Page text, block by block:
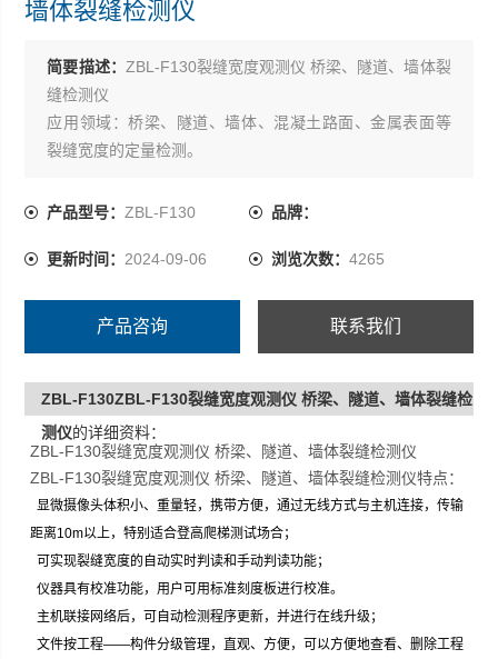
墙体裂缝检测仪
简要描述： ZBL-F130裂缝宽度观测仪 桥梁、隧道、墙体裂
缝检测仪
应用领域：桥梁、隧道、墙体、混凝土路面、金属表面等
裂缝宽度的定量检测。
显微摄像头体积小、重量轻，携带方便，通过无线方式与
合；
量程（mm）0～10
产品型号：ZBL-F130 品牌：
更新时间： 2024-09-06 浏览次数： 4265
产品咨询 联系我们
ZBL-F130ZBL-F130裂缝宽度观测仪 桥梁、隧道、墙体裂缝检
测仪的详细资料：
ZBL-F130裂缝宽度观测仪 桥梁、隧道、墙体裂缝检测仪
ZBL-F130裂缝宽度观测仪 桥梁、隧道、墙体裂缝检测仪特点：
显微摄像头体积小、重量轻，携带方便，通过无线方式与主机连接，传输
距离10m以上，特别适合登高爬梯测试场合；
可实现裂缝宽度的自动实时判读和手动判读功能；
仪器具有校准功能，用户可用标准刻度板进行校准。
主机联接网络后，可自动检测程序更新，并进行在线升级；
文件按工程——构件分级管理，直观、方便，可以方便地查看、删除工程